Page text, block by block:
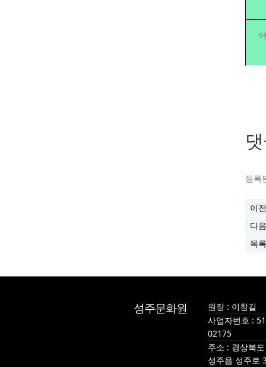
9
등록
이
다
목록
성주문화원
원장 : 이창길
사업자번호 :
02175
주소 : 경상북
성주읍 성주로